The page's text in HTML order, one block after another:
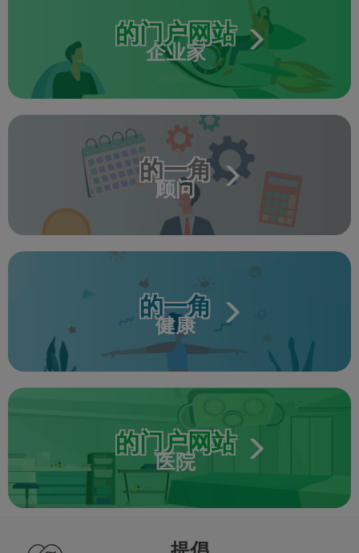
的门户网站
企业家
的一角
顾问
的一角
健康
的门户网站
医院